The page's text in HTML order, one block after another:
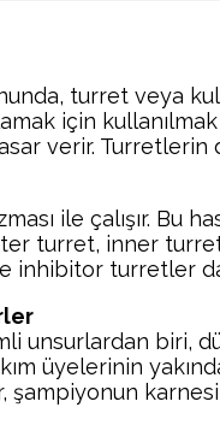
turret veya
için
verir.
ile çalışır. Bu
turret, inner
inhibitor turretler
unsurlardan biri,
üyelerinin
şampiyonun